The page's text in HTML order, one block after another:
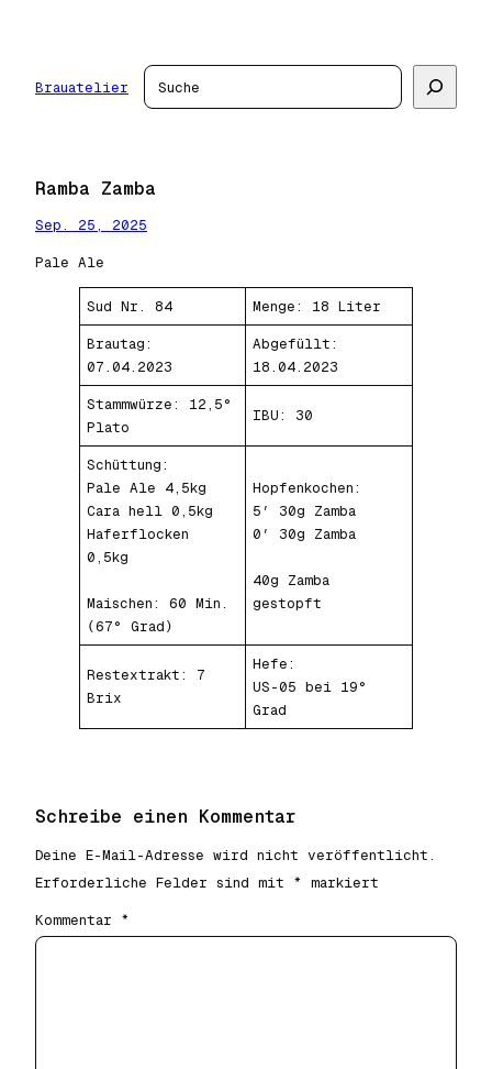
Brauatelier
Suchen
Ramba Zamba
Sep. 25, 2025
Pale Ale
Sud Nr. 84 Menge: 18 Liter
Brautag:
07.04.2023
Abgefüllt:
18.04.2023
Stammwürze: 12,5°
Plato
IBU: 30
Schüttung:
Pale Ale 4,5kg
Cara hell 0,5kg
Haferflocken
0,5kg
Maischen: 60 Min.
(67° Grad)
Hopfenkochen:
5′ 30g Zamba
0′ 30g Zamba
40g Zamba
gestopft
Restextrakt: 7
Brix
Hefe:
US-05 bei 19°
Grad
Schreibe einen Kommentar
Deine E-Mail-Adresse wird nicht veröffentlicht.
Erforderliche Felder sind mit * markiert
Kommentar *